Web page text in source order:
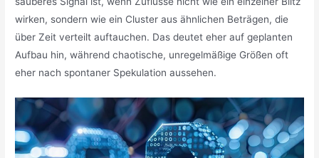
wirken, sondern wie ein Cluster aus ähnlichen Beträgen, die
über Zeit verteilt auftauchen. Das deutet eher auf geplanten
Aufbau hin, während chaotische, unregelmäßige Größen oft
eher nach spontaner Spekulation aussehen.